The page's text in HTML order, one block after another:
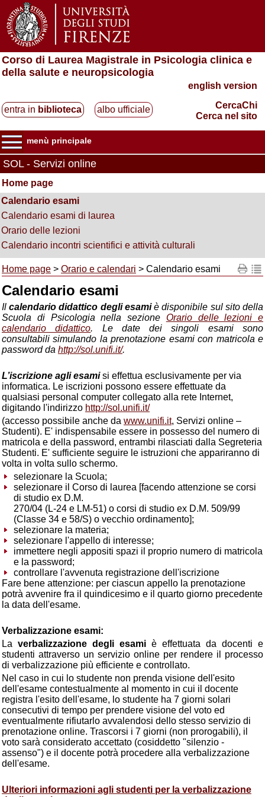
Corso di Laurea Magistrale in Psicologia clinica e
della salute e neuropsicologia
english version
entra in biblioteca albo ufficiale
CercaChi
Cerca nel sito
menù principale
SOL - Servizi online
Home page
Calendario esami
Calendario esami di laurea
Orario delle lezioni
Calendario incontri scientifici e attività culturali
Home page > Orario e calendari > Calendario esami
Calendario esami
Ilcalendario didattico degli esamiè disponibile sul sito della
Scuola di Psicologia nella sezione Orario delle lezioni e
calendario didattico. Le date dei singoli esami sono
consultabili simulando la prenotazione esami con matricola e
password da http://sol.unifi.it/.
L’iscrizione agli esamisi effettua esclusivamente per via
informatica. Le iscrizioni possono essere effettuate da
qualsiasi personal computer collegato alla rete Internet,
digitando l'indirizzo http://sol.unifi.it/
(accesso possibile anche da www.unifi.it, Servizi online –
Studenti). E' indispensabile essere in possesso del numero di
matricola e della password, entrambi rilasciati dalla Segreteria
Studenti. E' sufficiente seguire le istruzioni che appariranno di
volta in volta sullo schermo.
selezionare la Scuola;
selezionare il Corso di laurea [facendo attenzione se corsi
di studio ex D.M.
270/04 (L-24 e LM-51) o corsi di studio ex D.M. 509/99
(Classe 34 e 58/S) o vecchio ordinamento];
selezionare la materia;
selezionare l'appello di interesse;
immettere negli appositi spazi il proprio numero di matricola
e la password;
controllare l'avvenuta registrazione dell'iscrizione
Fare bene attenzione: per ciascun appello la prenotazione
potrà avvenire fra il quindicesimo e il quarto giorno precedente
la data dell'esame.
Verbalizzazione esami:
La verbalizzazione degli esami è effettuata da docenti e
studenti attraverso un servizio online per rendere il processo
di verbalizzazione più efficiente e controllato.
Nel caso in cui lo studente non prenda visione dell'esito
dell'esame contestualmente al momento in cui il docente
registra l'esito dell'esame, lo studente ha 7 giorni solari
consecutivi di tempo per prendere visione del voto ed
eventualmente rifiutarlo avvalendosi dello stesso servizio di
prenotazione online. Trascorsi i 7 giorni (non prorogabili), il
voto sarà considerato accettato (cosiddetto "silenzio -
assenso") e il docente potrà procedere alla verbalizzazione
dell'esame.
Ulteriori informazioni agli studenti per la verbalizzazione